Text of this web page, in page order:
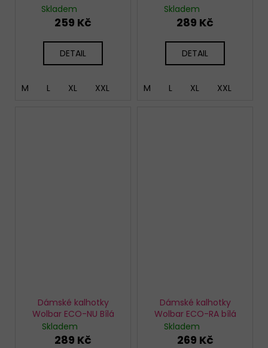
Skladem
259 Kč
DETAIL
M L XL XXL
Skladem
289 Kč
DETAIL
M L XL XXL
Dámské kalhotky
Wolbar ECO-NU Bílá
Skladem
289 Kč
Dámské kalhotky
Wolbar ECO-RA bílá
Skladem
269 Kč